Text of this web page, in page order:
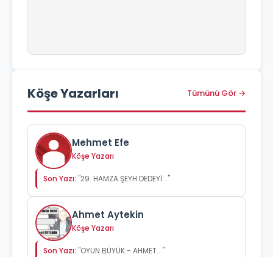
Köşe Yazarları Tümünü Gör →
Mehmet Efe
Köşe Yazarı
Son Yazı: "29. HAMZA ŞEYH DEDEYİ..."
Ahmet Aytekin
Köşe Yazarı
Son Yazı: "OYUN BÜYÜK - AHMET..."